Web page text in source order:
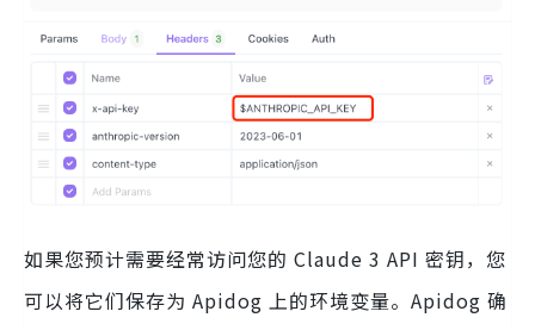
如果您预计需要经常访问您的 Claude 3 API 密钥，您
可以将它们保存为 Apidog 上的环境变量。Apidog 确